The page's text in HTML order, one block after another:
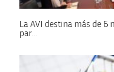
La AVI destina más de 6
par...